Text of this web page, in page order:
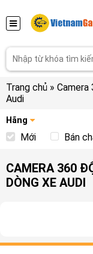
Trang chủ » Camera
Audi
Hãng
Mới Bán
CAMERA 360
DÒNG XE AUDI